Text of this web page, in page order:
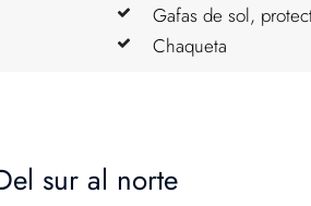
Gafas de sol,
Chaqueta
sur al norte